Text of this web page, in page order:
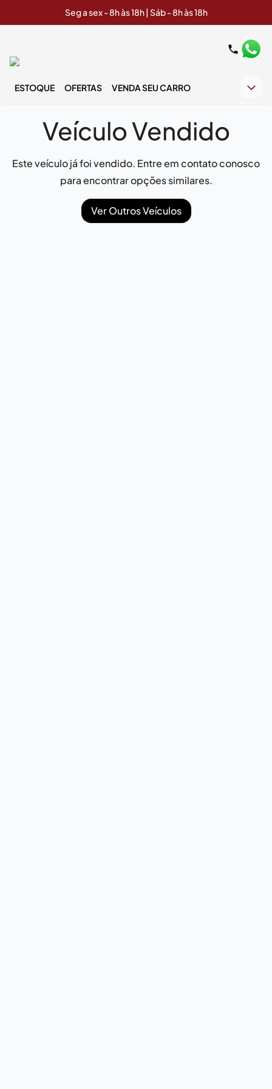
Seg a sex - 8h às 18h | Sáb - 8h às 18h
ESTOQUE OFERTAS VENDA SEU CARRO
Veículo Vendido
Este veículo já foi vendido. Entre em contato conosco
para encontrar opções similares.
Ver Outros Veículos